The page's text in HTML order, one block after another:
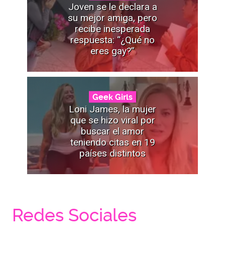
Joven se le declara a
su mejor amiga, pero
recibe inesperada
respuesta: “¿Qué no
eres gay?”
Geek Girls
Loni James, la mujer
que se hizo viral por
buscar el amor
teniendo citas en 19
países distintos
Redes Sociales